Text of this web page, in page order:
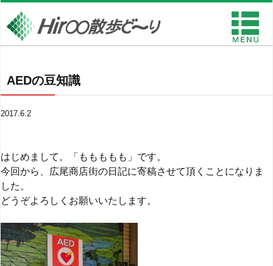
AEDの豆知識
2017.6.2
はじめまして。「ももももも」です。
今回から、広尾商店街の日記に寄稿させて頂くことになりま
した。
どうぞよろしくお願いいたします。